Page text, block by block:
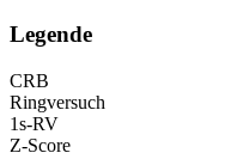
Legende
CRB
Ringversuch
1s-RV
Z-Score